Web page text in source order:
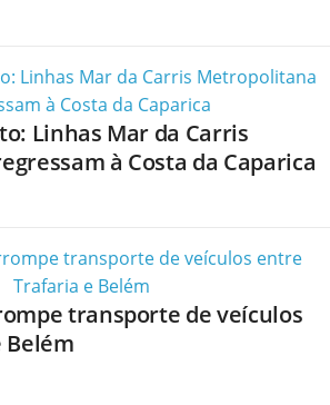
Linhas Mar da Carris
à Costa da Caparica
transporte de veículos